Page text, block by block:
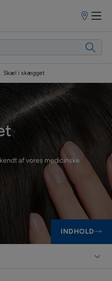
Forhandlere
Skæl i skægget
afvores medicinske
INDHOLD